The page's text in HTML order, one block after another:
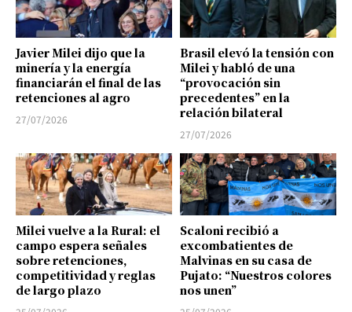
Javier Milei dijo que la
minería y la energía
financiarán el final de las
retenciones al agro
27/07/2026
Brasil elevó la tensión con
Milei y habló de una
“provocación sin
precedentes” en la
relación bilateral
27/07/2026
Milei vuelve a la Rural: el
campo espera señales
sobre retenciones,
competitividad y reglas
de largo plazo
Scaloni recibió a
excombatientes de
Malvinas en su casa de
Pujato: “Nuestros colores
nos unen”